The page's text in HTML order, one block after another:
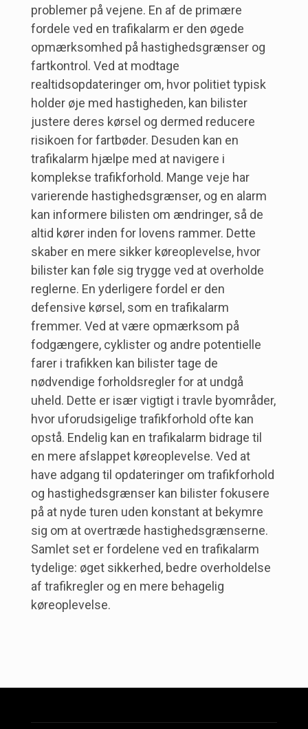
problemer på vejene. En af de primære
fordele ved en trafikalarm er den øgede
opmærksomhed på hastighedsgrænser og
fartkontrol. Ved at modtage
realtidsopdateringer om, hvor politiet typisk
holder øje med hastigheden, kan bilister
justere deres kørsel og dermed reducere
risikoen for fartbøder. Desuden kan en
trafikalarm hjælpe med at navigere i
komplekse trafikforhold. Mange veje har
varierende hastighedsgrænser, og en alarm
kan informere bilisten om ændringer, så de
altid kører inden for lovens rammer. Dette
skaber en mere sikker køreoplevelse, hvor
bilister kan føle sig trygge ved at overholde
reglerne. En yderligere fordel er den
defensive kørsel, som en trafikalarm
fremmer. Ved at være opmærksom på
fodgængere, cyklister og andre potentielle
farer i trafikken kan bilister tage de
nødvendige forholdsregler for at undgå
uheld. Dette er især vigtigt i travle byområder,
hvor uforudsigelige trafikforhold ofte kan
opstå. Endelig kan en trafikalarm bidrage til
en mere afslappet køreoplevelse. Ved at
have adgang til opdateringer om trafikforhold
og hastighedsgrænser kan bilister fokusere
på at nyde turen uden konstant at bekymre
sig om at overtræde hastighedsgrænserne.
Samlet set er fordelene ved en trafikalarm
tydelige: øget sikkerhed, bedre overholdelse
af trafikregler og en mere behagelig
køreoplevelse.